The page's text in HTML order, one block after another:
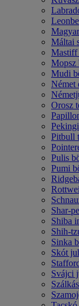
Máltai
Mastiff
Mopsz
Mudi
Német
Orosz
Pitbull
Pulis
Pumi
Shar-
Shiba
Shih-
Sinka
Skót
Svájci